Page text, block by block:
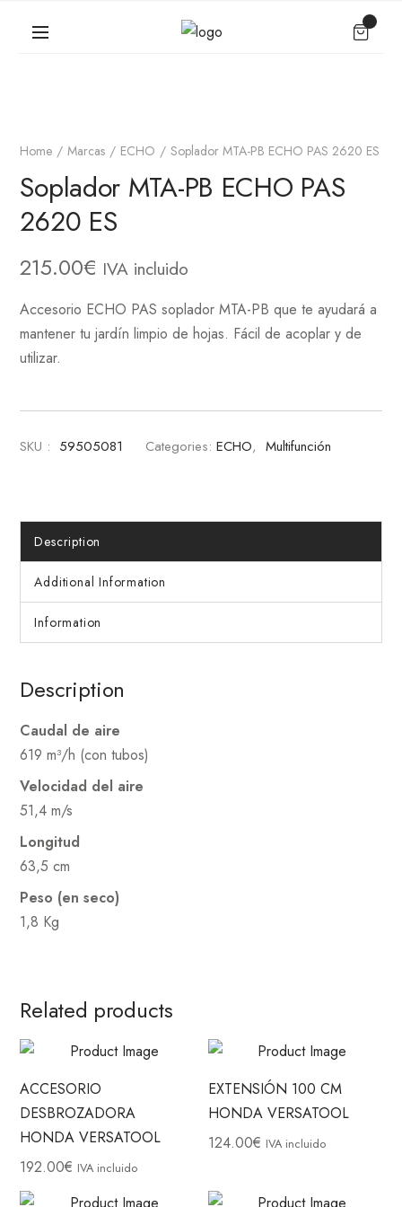
Home Marcas ECHO Soplador MTA-PB ECHO PAS 2620 ES
Soplador MTA-PB ECHO PAS
2620 ES
215.00€ IVA incluido
Accesorio ECHO PAS soplador MTA-PB que te ayudará a
mantener tu jardín limpio de hojas. Fácil de acoplar y de
utilizar.
SKU : 59505081 Categories: ECHO, Multifunción
Description
Additional Information
Information
Description
Caudal de aire
619 m³/h (con tubos)
Velocidad del aire
51,4 m/s
Longitud
63,5 cm
Peso (en seco)
1,8 Kg
Related products
ACCESORIO
DESBROZADORA
HONDA VERSATOOL
192.00€ IVA incluido
EXTENSIÓN 100 CM
HONDA VERSATOOL
124.00€ IVA incluido